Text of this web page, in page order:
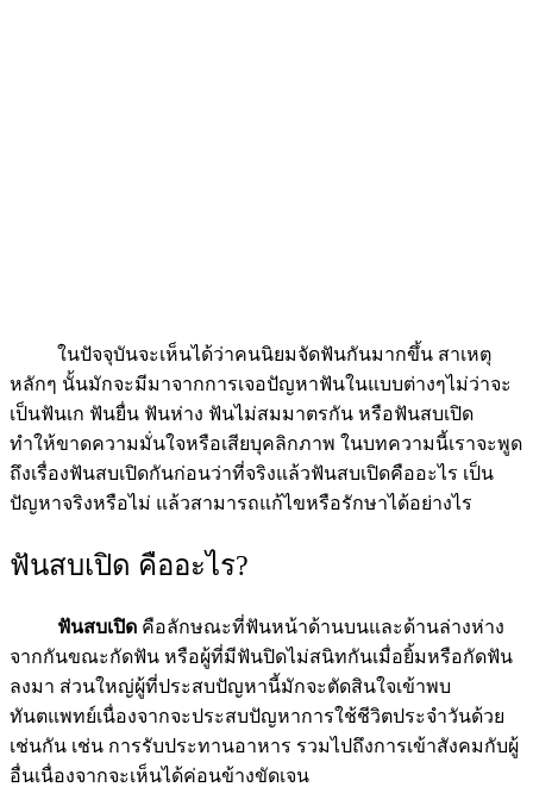
ในปัจจุบันจะเห็นได้ว่าคนนิยมจัดฟันกันมากขึ้น สาเหตุ
หลักๆ นั้นมักจะมีมาจากการเจอปัญหาฟันในแบบต่างๆไม่ว่าจะ
เป็นฟันเก ฟันยื่น ฟันห่าง ฟันไม่สมมาตรกัน หรือฟันสบเปิด
ทำให้ขาดความมั่นใจหรือเสียบุคลิกภาพ ในบทความนี้เราจะพูด
ถึงเรื่องฟันสบเปิดกันก่อนว่าที่จริงแล้วฟันสบเปิดคืออะไร เป็น
ปัญหาจริงหรือไม่ แล้วสามารถแก้ไขหรือรักษาได้อย่างไร
ฟันสบเปิด คืออะไร?
ฟันสบเปิด คือลักษณะที่ฟันหน้าด้านบนและด้านล่างห่าง
จากกันขณะกัดฟัน หรือผู้ที่มีฟันปิดไม่สนิทกันเมื่อยิ้มหรือกัดฟัน
ลงมา ส่วนใหญ่ผู้ที่ประสบปัญหานี้มักจะตัดสินใจเข้าพบ
ทันตแพทย์เนื่องจากจะประสบปัญหาการใช้ชีวิตประจำวันด้วย
เช่นกัน เช่น การรับประทานอาหาร รวมไปถึงการเข้าสังคมกับผู้
อื่นเนื่องจากจะเห็นได้ค่อนข้างขัดเจน